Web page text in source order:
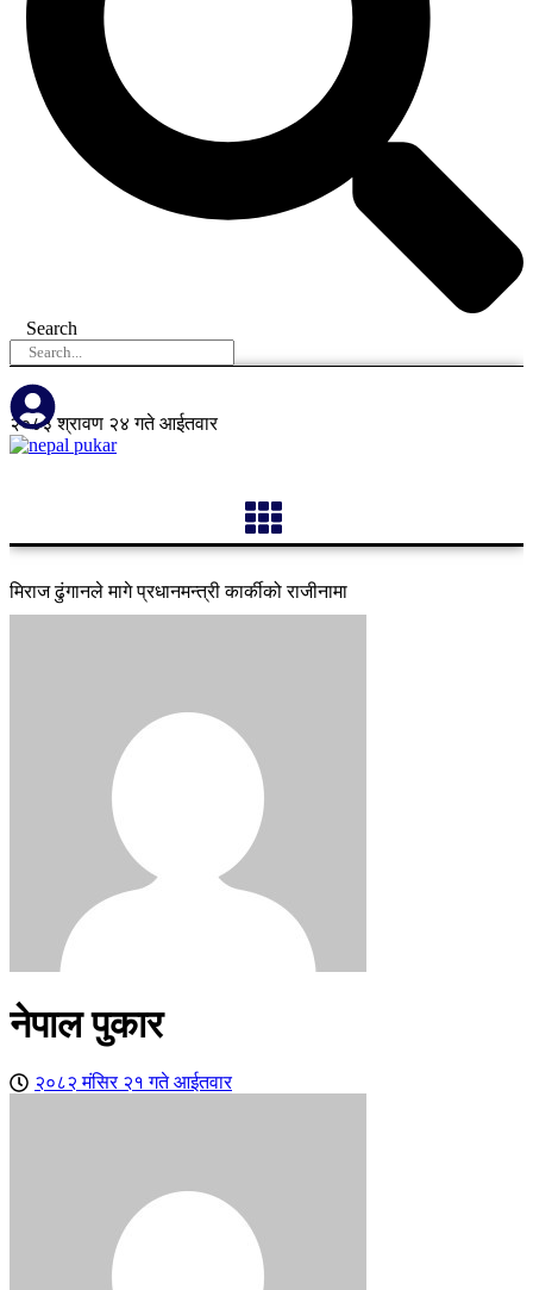
Search
२०८३ श्रावण २४ गते आईतवार
मिराज ढुंगानले मागे प्रधानमन्त्री कार्कीको राजीनामा
नेपाल पुकार
२०८२ मंसिर २१ गते आईतवार